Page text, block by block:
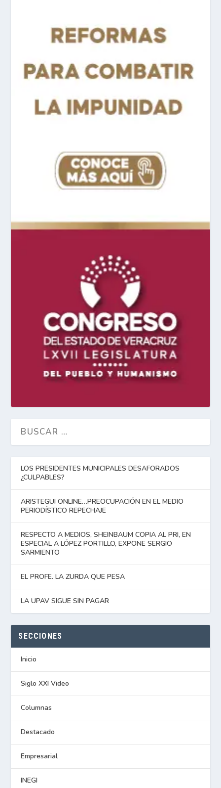
LOS PRESIDENTES MUNICIPALES DESAFORADOS
¿CULPABLES?
ARISTEGUI ONLINE…PREOCUPACIÓN EN EL MEDIO
PERIODÍSTICO REPECHAJE
RESPECTO A MEDIOS, SHEINBAUM COPIA AL PRI, EN
ESPECIAL A LÓPEZ PORTILLO, EXPONE SERGIO
SARMIENTO
EL PROFE. LA ZURDA QUE PESA
LA UPAV SIGUE SIN PAGAR
SECCIONES
Inicio
Siglo XXI Video
Columnas
Destacado
Empresarial
INEGI